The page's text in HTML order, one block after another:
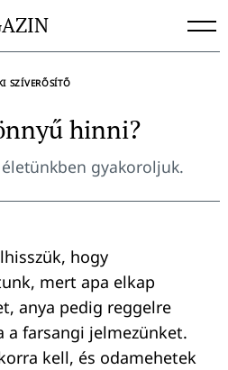
SZÍVERŐSÍTŐ
hinni?
gyakoroljuk.
hogy
mert apa elkap
anya pedig reggelre
a farsangi jelmezünket.
kell, és odamehetek